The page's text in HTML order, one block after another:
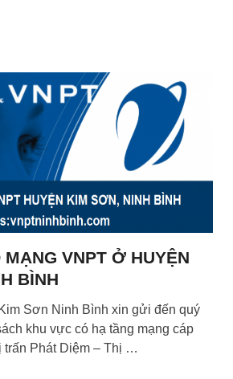
VNPT Ở HUYỆN
BÌNH
Sơn Ninh Bình xin gửi đến quý
khu vực có hạ tầng mạng cáp
trấn Phát Diệm – Thị …